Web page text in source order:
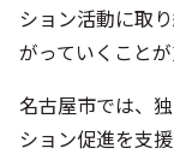
ション活動に取
がっていくことが
名古屋市では、
ション促進を支